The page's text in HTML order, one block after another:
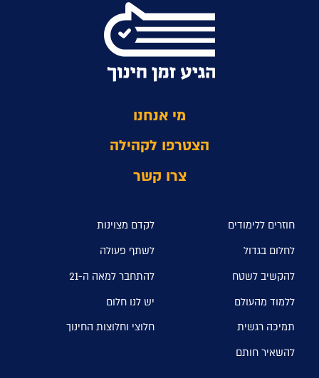
מי אנחנו
הצטרפו לקהילה
צרו קשר
חוזרים ללימודים
לקדם מצוינות
לחלום בגדול
לשתף פעולה
להקשיב לשטח
להתחבר למאה ה-21
ללמוד מהעולם
יש לנו חלום
תמיכה רגשית
חלוצי וחלוצות החינוך
להשאיר חותם